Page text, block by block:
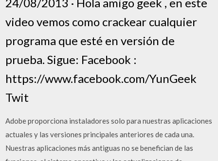
video vemos como crackear cualquier
programa que esté en versión de
prueba. Sigue: Facebook :
https://www.facebook.com/YunGeek
Twit
Adobe proporciona instaladores solo para nuestras aplicaciones
actuales y las versiones principales anteriores de cada una.
Nuestras aplicaciones más antiguas no se benefician de las